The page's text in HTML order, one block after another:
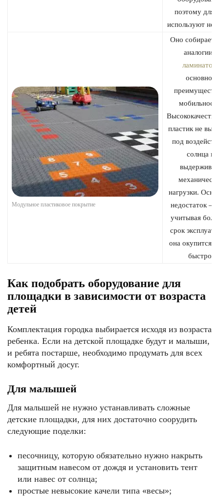
поэтому для
используют
Модульное пластиковое покрытие
Оно
аналогии с
ламинатом
основное
пластик не
под
солнца и
нагрузки.
недостаток –
учитывая
срок
она окупится
быстро.
Как подобрать оборудование для
площадки в зависимости от возраста
детей
Комплектация городка выбирается исходя из возраста
ребенка. Если на детской площадке будут и малыши,
и ребята постарше, необходимо продумать для всех
комфортный досуг.
Для малышей
Для малышей не нужно устанавливать сложные
детские площадки, для них достаточно соорудить
следующие поделки:
песочницу, которую обязательно нужно накрыть
защитным навесом от дождя и установить тент
или навес от солнца;
простые невысокие качели типа «весы»;